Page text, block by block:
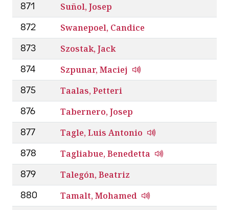
871 Suñol, Josep
872 Swanepoel, Candice
873 Szostak, Jack
874 Szpunar, Maciej
875 Taalas, Petteri
876 Tabernero, Josep
877 Tagle, Luis Antonio
878 Tagliabue, Benedetta
879 Talegón, Beatriz
880 Tamalt, Mohamed